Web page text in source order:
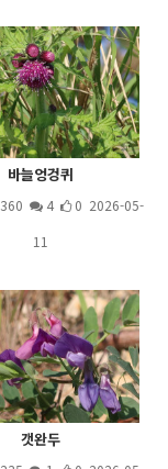
바늘엉겅퀴
360 4
0 2026-05-
11
갯완두